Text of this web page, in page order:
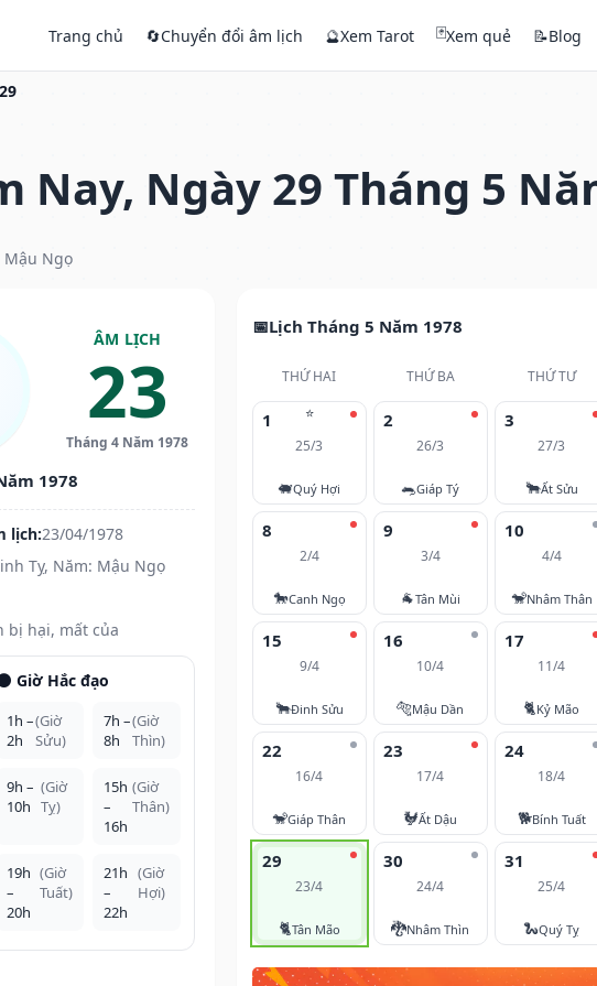
Trang chủ 🔄Chuyển đổi âm lịch 🔮Xem Tarot 🃏Xem quẻ 📝Blog
Nay, Ngày 29 Tháng 5
Mậu Ngọ
ÂM LỊCH
23
Tháng 4 Năm 1978
1978
lịch:23/04/1978
Tỵ, Năm: Mậu Ngọ
bị hại, mất của
Giờ Hắc đạo
1h –
2h
(Giờ
Sửu)
7h –
8h
(Giờ
Thìn)
9h –
10h
(Giờ
Tỵ)
15h
–
16h
(Giờ
Thân)
19h
–
20h
(Giờ
Tuất)
21h
–
22h
(Giờ
Hợi)
Lịch Tháng 5 Năm 1978
THỨ HAI THỨ BA THỨ TƯ
⭐
1
25/3
🐖Quý Hợi
2
26/3
🐀Giáp Tý
3
27/3
🐂Ất Sửu
8
2/4
🐎Canh Ngọ
9
3/4
🐐Tân Mùi
10
4/4
🐒Nhâm Thân
15
9/4
🐂Đinh Sửu
16
10/4
🐅Mậu Dần
17
11/4
🐈Kỷ Mão
22
16/4
🐒Giáp Thân
23
17/4
🐓Ất Dậu
24
18/4
🐕Bính Tuất
29
23/4
🐈Tân Mão
30
24/4
🐉Nhâm Thìn
31
25/4
🐍Quý Tỵ